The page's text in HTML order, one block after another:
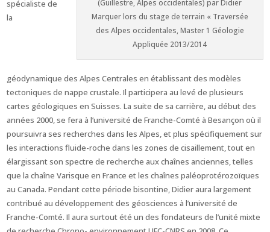
(Guillestre, Alpes occidentales) par Didier
Marquer lors du stage de terrain « Traversée
des Alpes occidentales, Master 1 Géologie
Appliquée 2013/2014
spécialiste de
la
géodynamique des Alpes Centrales en établissant des modèles
tectoniques de nappe crustale. Il participera au levé de plusieurs
cartes géologiques en Suisses. La suite de sa carrière, au début des
années 2000, se fera à l’université de Franche-Comté à Besançon où il
poursuivra ses recherches dans les Alpes, et plus spécifiquement sur
les interactions fluide-roche dans les zones de cisaillement, tout en
élargissant son spectre de recherche aux chaînes anciennes, telles
que la chaîne Varisque en France et les chaînes paléoprotérozoïques
au Canada. Pendant cette période bisontine, Didier aura largement
contribué au développement des géosciences à l’université de
Franche-Comté. Il aura surtout été un des fondateurs de l’unité mixte